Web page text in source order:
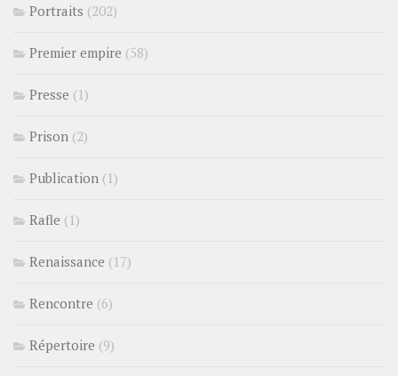
Portraits (202)
Premier empire (58)
Presse (1)
Prison (2)
Publication (1)
Rafle (1)
Renaissance (17)
Rencontre (6)
Répertoire (9)